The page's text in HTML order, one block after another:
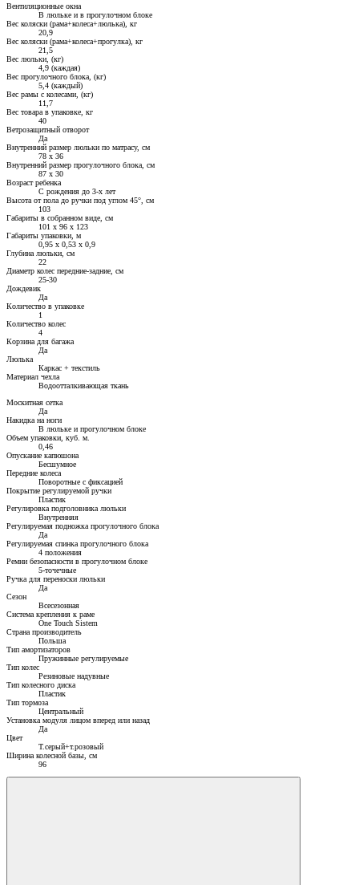
Вентиляционные окна
В люльке и в прогулочном блоке
Вес коляски (рама+колеса+люлька), кг
20,9
Вес коляски (рама+колеса+прогулка), кг
21,5
Вес люльки, (кг)
4,9 (каждая)
Вес прогулочного блока, (кг)
5,4 (каждый)
Вес рамы с колесами, (кг)
11,7
Вес товара в упаковке, кг
40
Ветрозащитный отворот
Да
Внутренний размер люльки по матрасу, см
78 х 36
Внутренний размер прогулочного блока, см
87 х 30
Возраст ребенка
С рождения до 3-х лет
Высота от пола до ручки под углом 45°, см
103
Габариты в собранном виде, см
101 х 96 х 123
Габариты упаковки, м
0,95 х 0,53 х 0,9
Глубина люльки, см
22
Диаметр колес передние-задние, см
25-30
Дождевик
Да
Количество в упаковке
1
Количество колес
4
Корзина для багажа
Да
Люлька
Каркас + текстиль
Материал чехла
Водоотталкивающая ткань
Москитная сетка
Да
Накидка на ноги
В люльке и прогулочном блоке
Объем упаковки, куб. м.
0,46
Опускание капюшона
Бесшумное
Передние колеса
Поворотные с фиксацией
Покрытие регулируемой ручки
Пластик
Регулировка подголовника люльки
Внутренняя
Регулируемая подножка прогулочного блока
Да
Регулируемая спинка прогулочного блока
4 положения
Ремни безопасности в прогулочном блоке
5-точечные
Ручка для переноски люльки
Да
Сезон
Всесезонная
Система крепления к раме
One Touch Sistem
Страна производитель
Польша
Тип амортизаторов
Пружинные регулируемые
Тип колес
Резиновые надувные
Тип колесного диска
Пластик
Тип тормоза
Центральный
Установка модуля лицом вперед или назад
Да
Цвет
Т.серый+т.розовый
Ширина колесной базы, см
96